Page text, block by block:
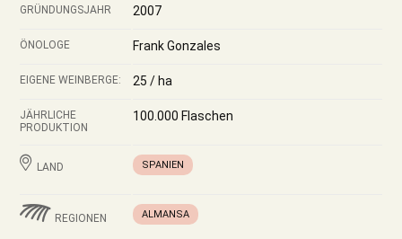
GRÜNDUNGSJAHR 2007
ÖNOLOGE Frank Gonzales
EIGENE WEINBERGE: 25 / ha
JÄHRLICHE
PRODUKTION
100.000 Flaschen
LAND SPANIEN
REGIONEN ALMANSA